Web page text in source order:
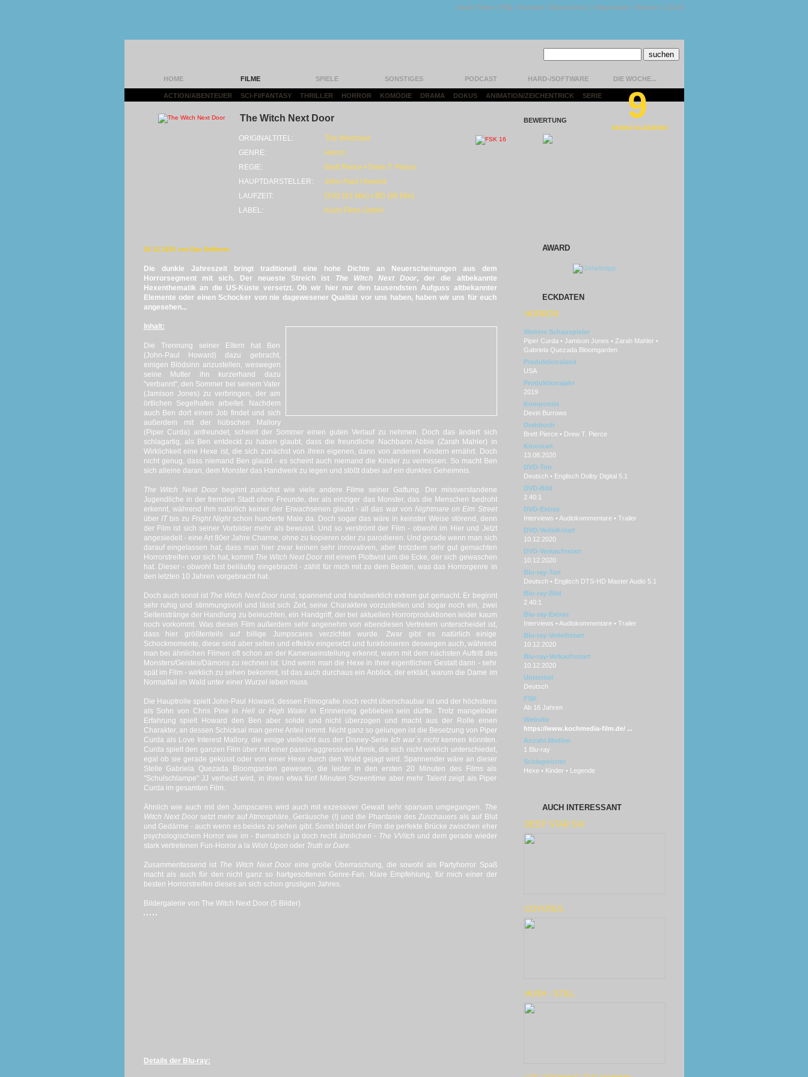
Unser Team | FAQ | Kontakt | Datenschutz | Impressum | Version 1.13.0.9
HOME FILME SPIELE SONSTIGES PODCAST HARD-/SOFTWARE DIE WOCHE...
ACTION/ABENTEUER SCI-FI/FANTASY THRILLER HORROR KOMÖDIE DRAMA DOKUS ANIMATION/ZEICHENTRICK SERIE
The Witch Next Door
ORIGINALTITEL:
The Wretched
GENRE:
Horror
REGIE:
Brett Pierce • Drew T. Pierce
HAUPTDARSTELLER:
John-Paul Howard
LAUFZEIT:
DVD (91 Min) • BD (95 Min)
LABEL:
Koch Films GmbH
BEWERTUNG 9
SEIDIG GLÄNZEND
20.12.2020 von Dan DeMento
Die dunkle Jahreszeit bringt traditionell eine hohe Dichte an Neuerscheinungen aus dem
Horrorsegment mit sich. Der neueste Streich ist
The Witch Next Door, der die altbekannte
Hexenthematik an die US-Küste versetzt. Ob wir hier nur den tausendsten Aufguss altbekannter
Elemente oder einen Schocker von nie dagewesener Qualität vor uns haben, haben wir uns für euch
angesehen...
Inhalt:
Die Trennung seiner Eltern hat Ben
(John-Paul Howard) dazu gebracht,
einigen Blödsinn anzustellen, weswegen
seine Mutter ihn kurzerhand dazu
"verbannt", den Sommer bei seinem Vater
(Jamison Jones) zu verbringen, der am
örtlichen Segelhafen arbeitet. Nachdem
auch Ben dort einen Job findet und sich
außerdem mit der hübschen Mallory
(Piper Curda) anfreundet, scheint der Sommer einen guten Verlauf zu nehmen. Doch das ändert sich
schlagartig, als Ben entdeckt zu haben glaubt, dass die freundliche Nachbarin Abbie (Zarah Mahler) in
Wirklichkeit eine Hexe ist, die sich zunächst von ihren eigenen, dann von anderen Kindern ernährt. Doch
nicht genug, dass niemand Ben glaubt - es scheint auch niemand die Kinder zu vermissen. So macht Ben
sich alleine daran, dem Monster das Handwerk zu legen und stößt dabei auf ein dunkles Geheimnis.
The Witch Next Doorbeginnt zunächst wie viele andere Filme seiner Gattung. Der missverstandene
Jugendliche in der fremden Stadt ohne Freunde, der als einziger das Monster, das die Menschen bedroht
erkennt, während ihm natürlich keiner der Erwachsenen glaubt - all das war von Nightmare on Elm Street
über ITbis zu Fright Night schon hunderte Male da. Doch sogar das wäre in keinster Weise störend, denn
der Film ist sich seiner Vorbilder mehr als bewusst. Und so verströmt der Film - obwohl im Hier und Jetzt
angesiedelt - eine Art 80er Jahre Charme, ohne zu kopieren oder zu parodieren. Und gerade wenn man sich
darauf eingelassen hat, dass man hier zwar keinen sehr innovativen, aber trotzdem sehr gut gemachten
Horrorstreifen vor sich hat, kommt The Witch Next Door mit einem Plottwist um die Ecke, der sich gewaschen
hat. Dieser - obwohl fast beiläufig eingebracht - zählt für mich mit zu dem Besten, was das Horrorgenre in
den letzten 10 Jahren vorgebracht hat.
Doch auch sonst ist The Witch Next Door rund, spannend und handwerklich extrem gut gemacht. Er beginnt
sehr ruhig und stimmungsvoll und lässt sich Zeit, seine Charaktere vorzustellen und sogar noch ein, zwei
Seitenstränge der Handlung zu beleuchten, ein Handgriff, der bei aktuellen Horrorproduktionen leider kaum
noch vorkommt. Was diesen Film außerdem sehr angenehm von ebendiesen Vertretern unterscheidet ist,
dass hier größtenteils auf billige Jumpscares verzichtet wurde. Zwar gibt es natürlich einige
Schockmomente, diese sind aber selten und effektiv eingesetzt und funktionieren deswegen auch, während
man bei ähnlichen Filmen oft schon an der Kameraeinstellung erkennt, wann mit dem nächsten Auftritt des
Monsters/Geistes/Dämons zu rechnen ist. Und wenn man die Hexe in ihrer eigentlichen Gestalt dann - sehr
spät im Film - wirklich zu sehen bekommt, ist das auch durchaus ein Anblick, der erklärt, warum die Dame im
Normalfall im Wald unter einer Wurzel leben muss.
Die Hauptrolle spielt John-Paul Howard, dessen Filmografie noch recht überschaubar ist und der höchstens
als Sohn von Chris Pine in Hell or High Water in Erinnerung geblieben sein dürfte. Trotz mangelnder
Erfahrung spielt Howard den Ben aber solide und nicht überzogen und macht aus der Rolle einen
Charakter, an dessen Schicksal man gerne Anteil nimmt. Nicht ganz so gelungen ist die Besetzung von Piper
Curda als Love Interest Mallory, die einige vielleicht aus der Disney-Serie Ich war´s nichtkennen könnten.
Curda spielt den ganzen Film über mit einer passiv-aggressiven Mimik, die sich nicht wirklich unterschiedet,
egal ob sie gerade geküsst oder von einer Hexe durch den Wald gejagt wird. Spannender wäre an dieser
Stelle Gabriela Quezada Bloomgarden gewesen, die leider in den ersten 20 Minuten des Films als
"Schulschlampe" JJ verheizt wird, in ihren etwa fünf Minuten Screentime aber mehr Talent zeigt als Piper
Curda im gesamten Film.
Ähnlich wie auch mit den Jumpscares wird auch mit exzessiver Gewalt sehr sparsam umgegangen. The
Witch Next Doorsetzt mehr auf Atmosphäre, Geräusche (!) und die Phantasie des Zuschauers als auf Blut
und Gedärme - auch wenn es beides zu sehen gibt. Somit bildet der Film die perfekte Brücke zwischen eher
psychologischem Horror wie im - thematisch ja doch recht ähnlichen - The VVitch und dem gerade wieder
stark vertretenen Fun-Horror a la Wish Upon oder Truth or Dare.
Zusammenfassend ist The Witch Next Door eine große Überraschung, die sowohl als Partyhorror Spaß
macht als auch für den nicht ganz so hartgesottenen Genre-Fan. Klare Empfehlung, für mich einer der
besten Horrorstreifen dieses an sich schon grusligen Jahres.
Bildergalerie von The Witch Next Door (5 Bilder)
Details der Blu-ray:
AWARD
ECKDATEN
HORROR
Weitere Schauspieler
Piper Curda • Jamison Jones • Zarah Mahler •
Gabriela Quezada Bloomgarden
Produktionsland
USA
Produktionsjahr
2019
Komponist
Devin Burrows
Drehbuch
Brett Pierce • Drew T. Pierce
Kinostart
13.08.2020
DVD-Ton
Deutsch • Englisch Dolby Digital 5.1
DVD-Bild
2.40:1
DVD-Extras
Interviews • Audiokommentare • Trailer
DVD-Verleihstart
10.12.2020
DVD-Verkaufsstart
10.12.2020
Blu-ray-Ton
Deutsch • Englisch DTS-HD Master Audio 5.1
Blu-ray-Bild
2.40:1
Blu-ray-Extras
Interviews • Audiokommentare • Trailer
Blu-ray-Verleihstart
10.12.2020
Blu-ray-Verkaufsstart
10.12.2020
Untertitel
Deutsch
FSK
Ab 16 Jahren
Website
https://www.kochmedia-film.de/ ...
Anzahl Medien
1 Blu-ray
Schlagwörter
Hexe • Kinder • Legende
AUCH INTERESSANT
DEEP STAR SIX
COYOTES
HUSH - STILL